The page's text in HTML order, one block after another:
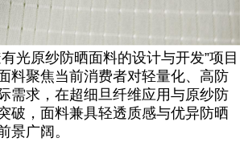
光原纱防晒面料的设计与开发”项目
料聚焦当前消费者对轻量化、高防
需求，在超细旦纤维应用与原纱防
破，面料兼具轻透质感与优异防晒
景广阔。